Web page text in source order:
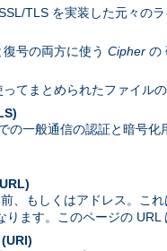
TLS を実装した元々のラ
号の両方に使う Cipher の
てまとめられたファイル
の一般通信の認証と暗号
、もしくはアドレス。こ
ります。このページの URL
(URI)